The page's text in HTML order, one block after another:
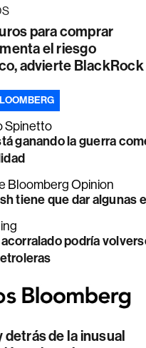
para comprar
el riesgo
advierte BlackRock
Spinetto
ganando la guerra
Bloomberg Opinion
tiene que dar algunas
podría
detrás de la inusual